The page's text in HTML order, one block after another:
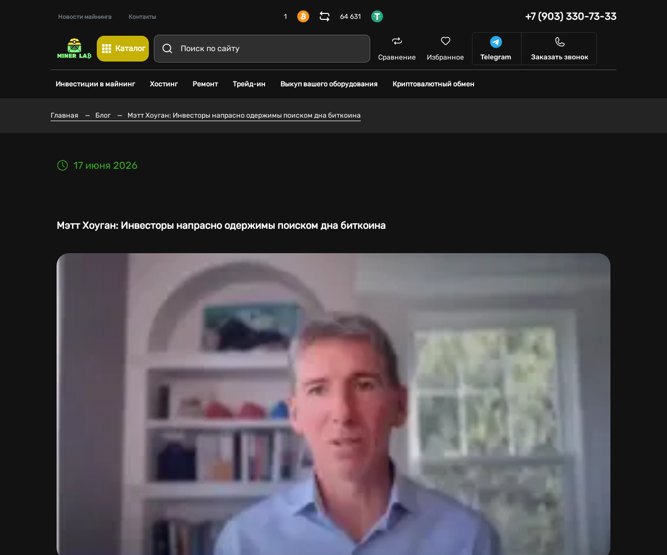
Новости майнинга Контакты 1 64 631 +7 (903) 330-73-33
Каталог
Сравнение Избранное
Инвестиции в майнинг Хостинг Ремонт Трейд-ин Выкуп вашего оборудования Криптовалютный обмен
Главная — Блог — Мэтт Хоуган: Инвесторы напрасно одержимы поиском дна биткоина
17 июня 2026
Мэтт Хоуган: Инвесторы напрасно одержимы поиском дна биткоина